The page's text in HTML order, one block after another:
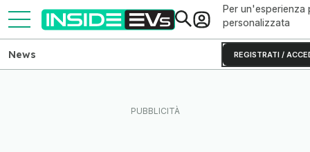
Per un'esperienza
personalizzata
REGISTRATI /
News